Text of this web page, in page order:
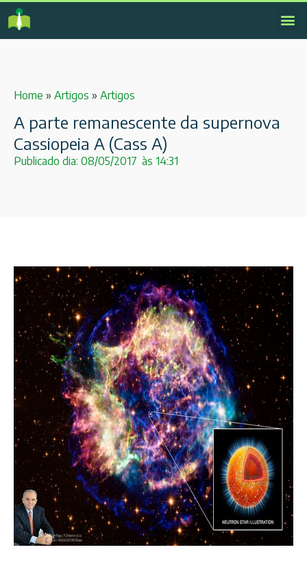
Home » Artigos » Artigos
A parte remanescente da supernova
Cassiopeia A (Cass A)
Publicado dia: 08/05/2017 às 14:31